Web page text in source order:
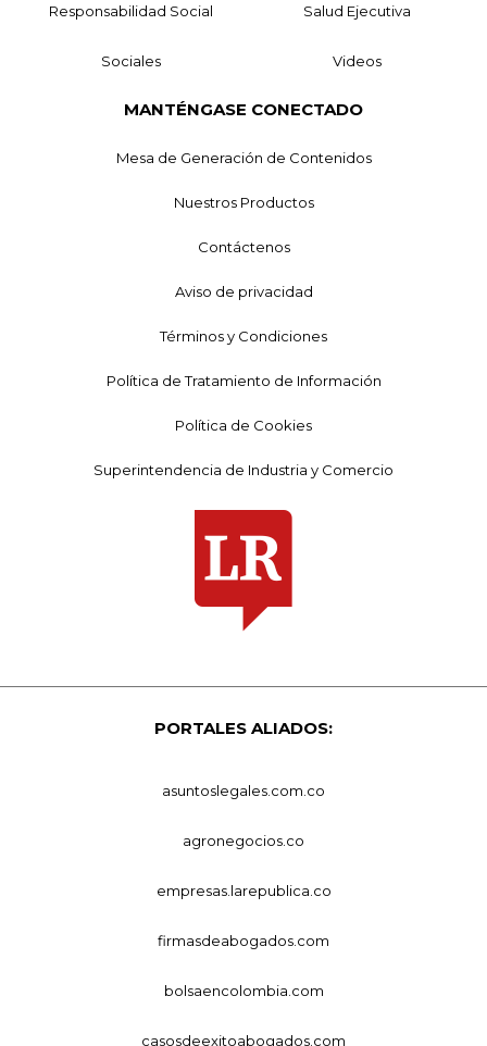
Responsabilidad Social Salud Ejecutiva
Sociales Videos
MANTÉNGASE CONECTADO
Mesa de Generación de Contenidos
Nuestros Productos
Contáctenos
Aviso de privacidad
Términos y Condiciones
Política de Tratamiento de Información
Política de Cookies
Superintendencia de Industria y Comercio
PORTALES ALIADOS:
asuntoslegales.com.co
agronegocios.co
empresas.larepublica.co
firmasdeabogados.com
bolsaencolombia.com
casosdeexitoabogados.com